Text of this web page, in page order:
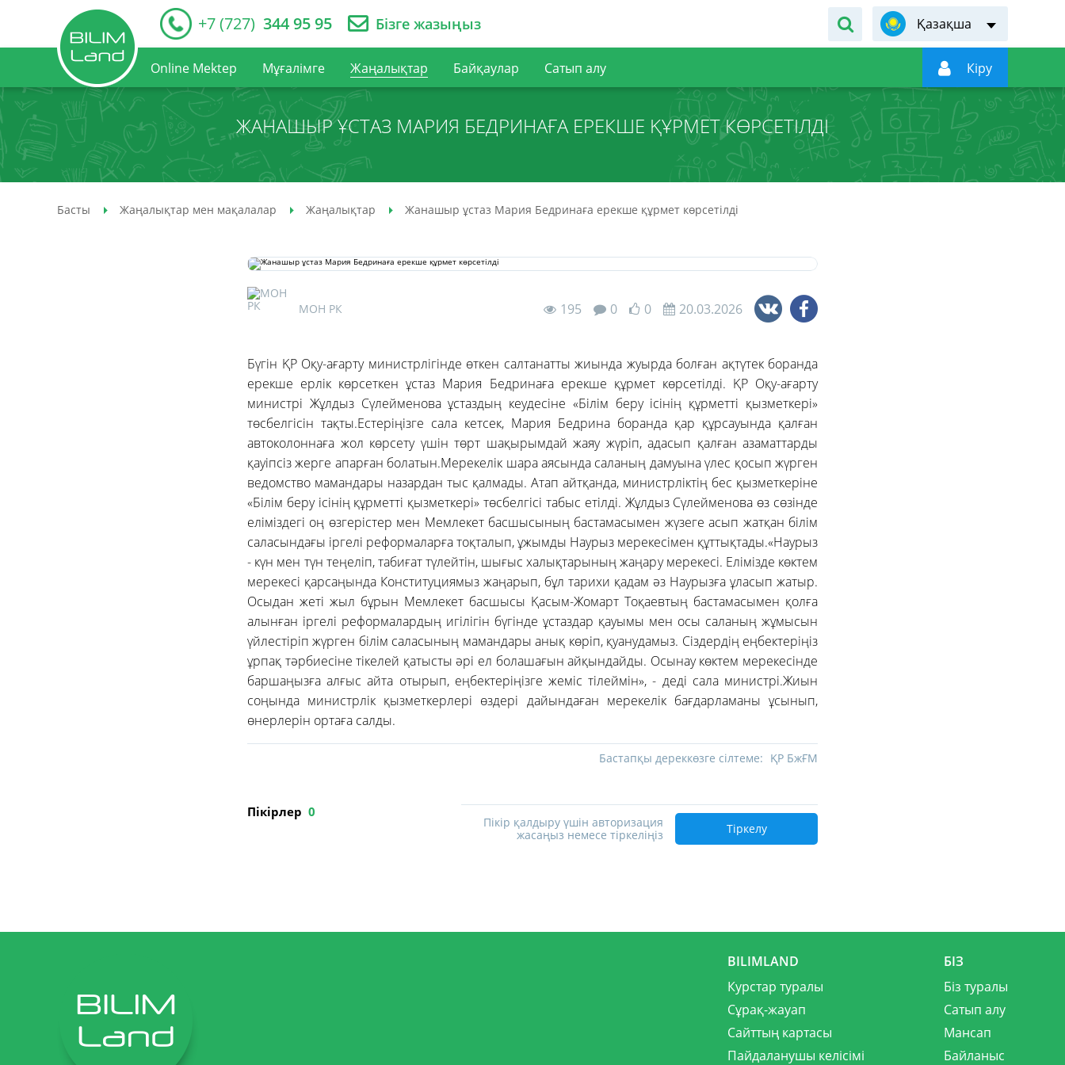
+7 (727) 344 95 95 Бізге жазыңыз Қазақша
Online Mektep Мұғалімге Жаңалықтар Байқаулар Сатып алу  Кiру
ЖАНАШЫР ҰСТАЗ МАРИЯ БЕДРИНАҒА ЕРЕКШЕ ҚҰРМЕТ КӨРСЕТІЛДІ
Басты Жаңалықтар мен мақалалар Жаңалықтар Жанашыр ұстаз Мария Бедринаға ерекше құрмет көрсетілді
МОН РК 195 0 0 20.03.2026
Бүгін ҚР Оқу-ағарту министрлігінде өткен салтанатты жиында жуырда болған ақтүтек боранда
ерекше ерлік көрсеткен ұстаз Мария Бедринаға ерекше құрмет көрсетілді. ҚР Оқу-ағарту
министрі Жұлдыз Сүлейменова ұстаздың кеудесіне «Білім беру ісінің құрметті қызметкері»
төсбелгісін тақты.Естеріңізге сала кетсек, Мария Бедрина боранда қар құрсауында қалған
автоколоннаға жол көрсету үшін төрт шақырымдай жаяу жүріп, адасып қалған азаматтарды
қауіпсіз жерге апарған болатын.Мерекелік шара аясында саланың дамуына үлес қосып жүрген
ведомство мамандары назардан тыс қалмады. Атап айтқанда, министрліктің бес қызметкеріне
«Білім беру ісінің құрметті қызметкері» төсбелгісі табыс етілді. Жұлдыз Сүлейменова өз сөзінде
еліміздегі оң өзгерістер мен Мемлекет басшысының бастамасымен жүзеге асып жатқан білім
саласындағы іргелі реформаларға тоқталып, ұжымды Наурыз мерекесімен құттықтады.«Наурыз
- күн мен түн теңеліп, табиғат түлейтін, шығыс халықтарының жаңару мерекесі. Елімізде көктем
мерекесі қарсаңында Конституциямыз жаңарып, бұл тарихи қадам әз Наурызға ұласып жатыр.
Осыдан жеті жыл бұрын Мемлекет басшысы Қасым-Жомарт Тоқаевтың бастамасымен қолға
алынған іргелі реформалардың игілігін бүгінде ұстаздар қауымы мен осы саланың жұмысын
үйлестіріп жүрген білім саласының мамандары анық көріп, қуанудамыз. Сіздердің еңбектеріңіз
ұрпақ тәрбиесіне тікелей қатысты әрі ел болашағын айқындайды. Осынау көктем мерекесінде
баршаңызға алғыс айта отырып, еңбектеріңізге жеміс тілеймін», - деді сала министрі.Жиын
соңында министрлік қызметкерлері өздері дайындаған мерекелік бағдарламаны ұсынып,
өнерлерін ортаға салды.
Бастапқы дереккөзге сілтеме: ҚР БжҒМ
Пікірлер 0
Пікір қалдыру үшін авторизация
жасаңыз немесе тіркеліңіз
Тіркелу
BILIMLAND
Курстар туралы
Сұрақ-жауап
Сайттың картасы
Пайдаланушы келісімі
БІЗ
Біз туралы
Сатып алу
Мансап
Байланыс